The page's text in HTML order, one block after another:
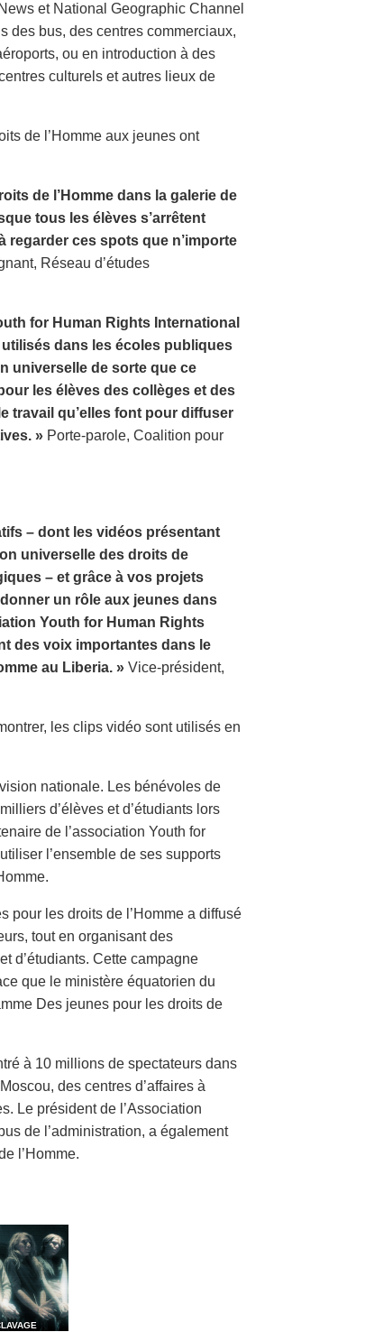
et National Geographic Channel
des bus, des centres commerciaux,
ou en introduction à des
culturels et autres lieux de
de l’Homme aux jeunes ont
de l’Homme dans la galerie de
tous les élèves s’arrêtent
regarder ces spots que n’importe
Réseau d’études
for Human Rights International
dans les écoles publiques
universelle de sorte que ce
les élèves des collèges et des
travail qu’elles font pour diffuser
» Porte-parole, Coalition pour
– dont les vidéos présentant
universelle des droits de
– et grâce à vos projets
un rôle aux jeunes dans
Youth for Human Rights
des voix importantes dans le
au Liberia. » Vice-président,
les clips vidéo sont utilisés en
nationale. Les bénévoles de
d’élèves et d’étudiants lors
de l’association Youth for
l’ensemble de ses supports
pour les droits de l’Homme a diffusé
tout en organisant des
d’étudiants. Cette campagne
que le ministère équatorien du
Des jeunes pour les droits de
à 10 millions de spectateurs dans
des centres d’affaires à
Le président de l’Association
de l’administration, a également
l’Homme.